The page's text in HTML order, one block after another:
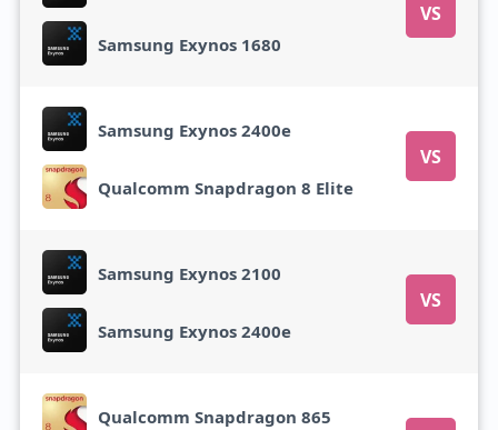
VS
Samsung Exynos 1680
Samsung Exynos 2400e
VS
Qualcomm Snapdragon 8 Elite
Samsung Exynos 2100
VS
Samsung Exynos 2400e
Qualcomm Snapdragon 865